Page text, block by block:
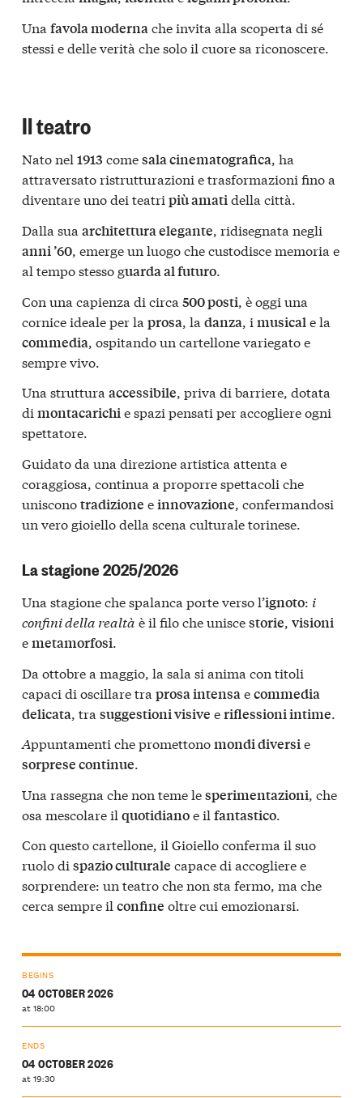
Una favola modernache invita alla scoperta di sé
stessi e delle verità che solo il cuore sa riconoscere.
Il teatro
Nato nel 1913 comesala cinematografica, ha
attraversato ristrutturazioni e trasformazioni fino a
diventare uno dei teatri più amatidella città.
Dalla sua architettura elegante, ridisegnata negli
anni ’60, emerge un luogo che custodisce memoria e
al tempo stesso guarda al futuro.
Con una capienza di circa 500 posti, è oggi una
cornice ideale per la prosa, la danza, i musicale la
commedia, ospitando un cartellone variegato e
sempre vivo.
Una struttura accessibile, priva di barriere, dotata
di montacarichie spazi pensati per accogliere ogni
spettatore.
Guidato da una direzione artistica attenta e
coraggiosa, continua a proporre spettacoli che
unisconotradizione einnovazione, confermandosi
un vero gioiello della scena culturale torinese.
La stagione 2025/2026
Una stagione che spalanca porte verso l’ignoto: i
confini della realtà è il filo che uniscestorie, visioni
emetamorfosi.
Da ottobre a maggio, la sala si anima con titoli
capaci di oscillare tra prosa intensa ecommedia
delicata , tra suggestioni visive eriflessioni intime
Appuntamenti che promettonomondi diversie
sorprese continue.
Una rassegna che non teme lesperimentazioni, che
osa mescolare il quotidianoe il fantastico.
Con questo cartellone, il Gioiello conferma il suo
ruolo di spazio culturale capace di accogliere e
sorprendere: un teatro che non sta fermo, ma che
cerca sempre il confine oltre cui emozionarsi.
BEGINS
04 OCTOBER 2026
at 18:00
ENDS
04 OCTOBER 2026
at 19:30